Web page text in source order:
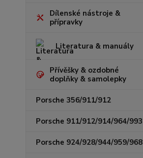
Dílenské nástroje &
přípravky
Literatura & manuály
Přívěšky & ozdobné
doplňky & samolepky
Porsche 356/911/912
Porsche 911/912/914/964/993
Porsche 924/928/944/959/968